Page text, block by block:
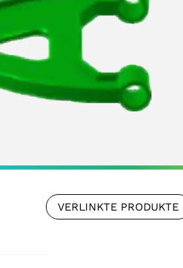
VERLINKTE PRODUKTE